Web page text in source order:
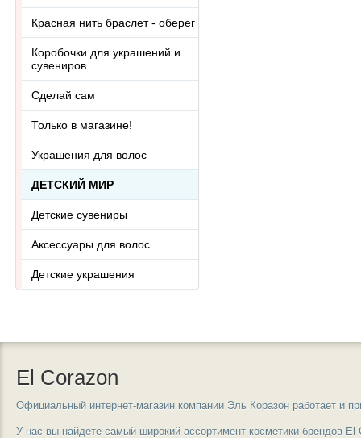
Красная нить браслет - оберег
Коробочки для украшений и
сувениров
Сделай сам
Только в магазине!
Украшения для волос
ДЕТСКИЙ МИР
Детские сувениры
Аксессуары для волос
Детские украшения
El Corazon
Официальный интернет-магазин компании Эль Коразон работает и
У нас вы найдете самый широкий ассортимент косметики брендов El